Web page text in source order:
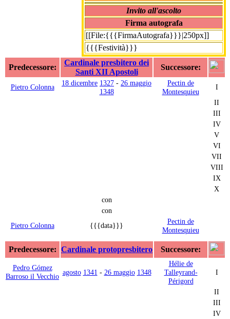
Invito all'ascolto
Firma autografa
[[File:{{{FirmaAutografa}}}|250px]]
{{{Festività}}}
Predecessore:
Cardinale presbitero dei
Santi XII Apostoli
Successore:
Pietro Colonna 18 dicembre 1327 - 26 maggio
1348
Pectin de
Montesquieu
I
II
III
IV
V
VI
VII
VIII
IX
X
con
con
Pietro Colonna
{{{data}}}
Pectin de
Montesquieu
Predecessore: Cardinale protopresbitero Successore:
Pedro Gómez
Barroso il Vecchio agosto 1341 - 26 maggio 1348
Hélie de
Talleyrand-
Périgord
I
II
III
IV